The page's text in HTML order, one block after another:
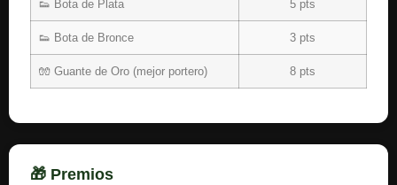
👟 Bota de Plata 5 pts
👟 Bota de Bronce 3 pts
🧤 Guante de Oro (mejor portero) 8 pts
🎁 Premios